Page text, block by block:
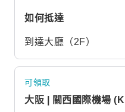
如何抵達
到達大廳（2F）
可領取
大阪 | 關西國際機場